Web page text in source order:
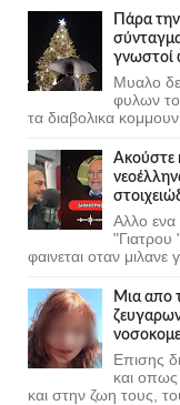
Πάρα
γνωστοί
Μυαλο
φυλων
τα διαβολικα
Ακούστε
Αλλο ενα
φαινεται οταν μιλανε
Μια απο
Επισης
και οπως
και στην ζωη τους,